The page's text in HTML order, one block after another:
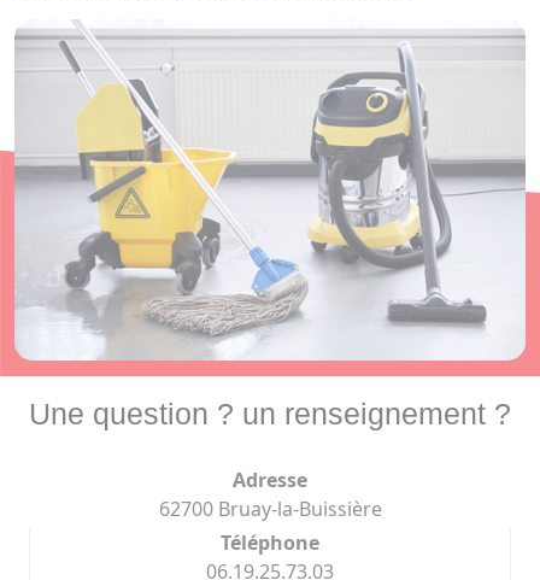
Une question ? un renseignement ?
Adresse
62700 Bruay-la-Buissière
Téléphone
06.19.25.73.03